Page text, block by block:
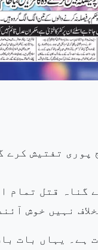
تفتیش کرے
گناہ قتل تمام
نہیں خوش
ہے۔ یہاں بات